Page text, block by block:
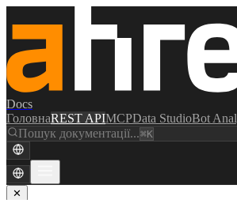
Docs
ГоловнаREST APIMCPData StudioBot
Пошук документації...⌘K
✕